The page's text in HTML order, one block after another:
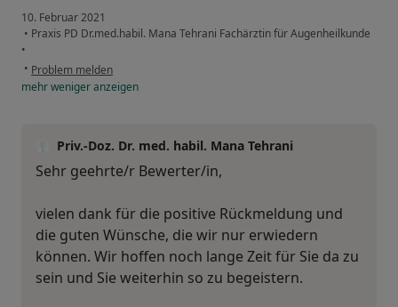
10. Februar 2021
• Praxis PD Dr.med.habil. Mana Tehrani Fachärztin für Augenheilkunde
•
• Problem melden
mehrwenigeranzeigen
Priv.-Doz. Dr. med. habil. Mana Tehrani
Sehr geehrte/r Bewerter/in,
vielen dank für die positive Rückmeldung und
die guten Wünsche, die wir nur erwiedern
können. Wir hoffen noch lange Zeit für Sie da zu
sein und Sie weiterhin so zu begeistern.